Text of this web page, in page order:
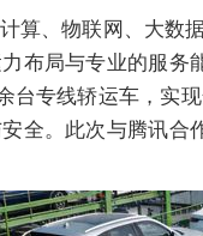
算、物联网、大数
布局与专业的服
台专线轿运车，实
全。此次与腾讯